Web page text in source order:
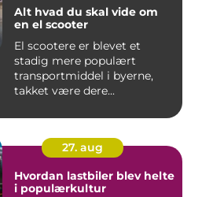
Alt hvad du skal vide om
en el scooter
El scootere er blevet et
stadig mere populært
transportmiddel i byerne,
takket være dere...
27. aug
Hvordan lastbiler blev helte
i populærkultur